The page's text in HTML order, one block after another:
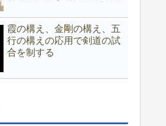
霞の構え、金剛の構え、五
行の構えの応用で剣道の試
合を制する